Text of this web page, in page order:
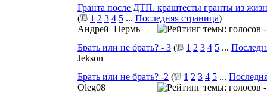
Гранта после ДТП. краштесты гранты из
(
1 2 3 4 5 ... Последняя страница)
Андрей_Пермь
Брать или не брать? - 3 ( 1 2 3 4 5 ...
Jekson
Брать или не брать? -2 ( 1 2 3 4 5 ...
Oleg08